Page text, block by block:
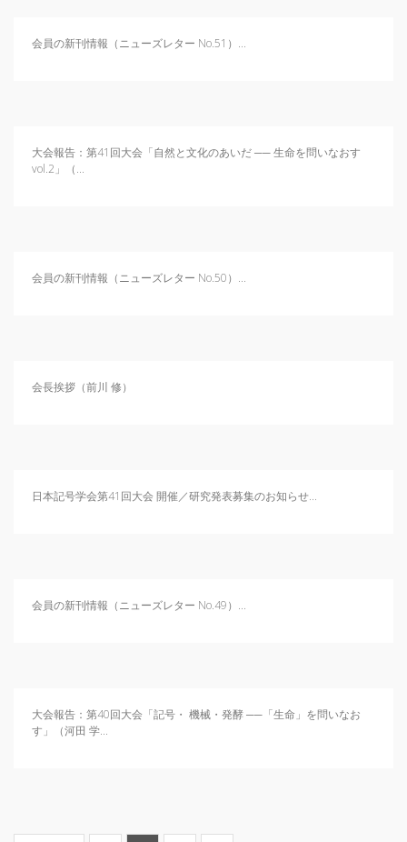
会員の新刊情報（ニューズレター No.51）...
大会報告：第41回大会「自然と文化のあいだ ── 生命を問いなおす
vol.2」（...
会員の新刊情報（ニューズレター No.50）...
会長挨拶（前川 修）
日本記号学会第41回大会 開催／研究発表募集のお知らせ...
会員の新刊情報（ニューズレター No.49）...
大会報告：第40回大会「記号・ 機械・発酵 ──「生命」を問いなお
す」（河田 学...